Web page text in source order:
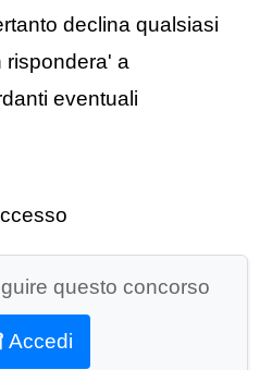
declina qualsiasi
rispondera' a
eventuali
questo concorso
Accedi